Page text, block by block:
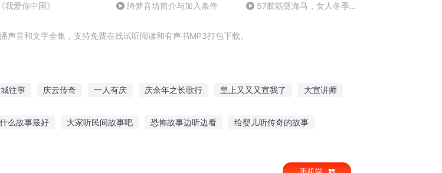
《我爱你中国》 绮梦音坊简介与加入条件
57胶筋煲海马，女人冬季温
音和文字全集，支持免费在线试听阅读和有声书MP3打包下载。
往事 庆云传奇 一人有庆 庆余年之长歌行 皇上又又又宣我了 大宣讲师
么故事最好 大家听民间故事吧 恐怖故事边听边看 给婴儿听传奇的故事